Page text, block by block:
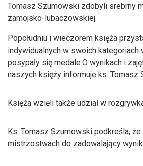
Tomasz Szumowski zdobyli srebrny
zamojsko-lubaczowskiej.
Popołudniu i wieczorem księża
indywidualnych w swoich kategoriach
posypały się medale.O wynikach i
naszych księży informuje ks. Tomasz
Księża wzięli także udział w
Ks. Tomasz Szumowski podkreśla,
mistrzostwach do zadowalający